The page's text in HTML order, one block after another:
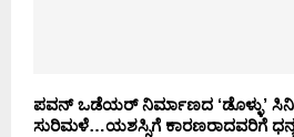
ಪವನ್ ಒಡೆಯರ್ ನಿರ್ಮಾಣದ ‘ಡೊಳ್ಳು’
ಸುರಿಮಳೆ…ಯಶಸ್ಸಿಗೆ ಕಾರಣರಾದವರಿಗೆ